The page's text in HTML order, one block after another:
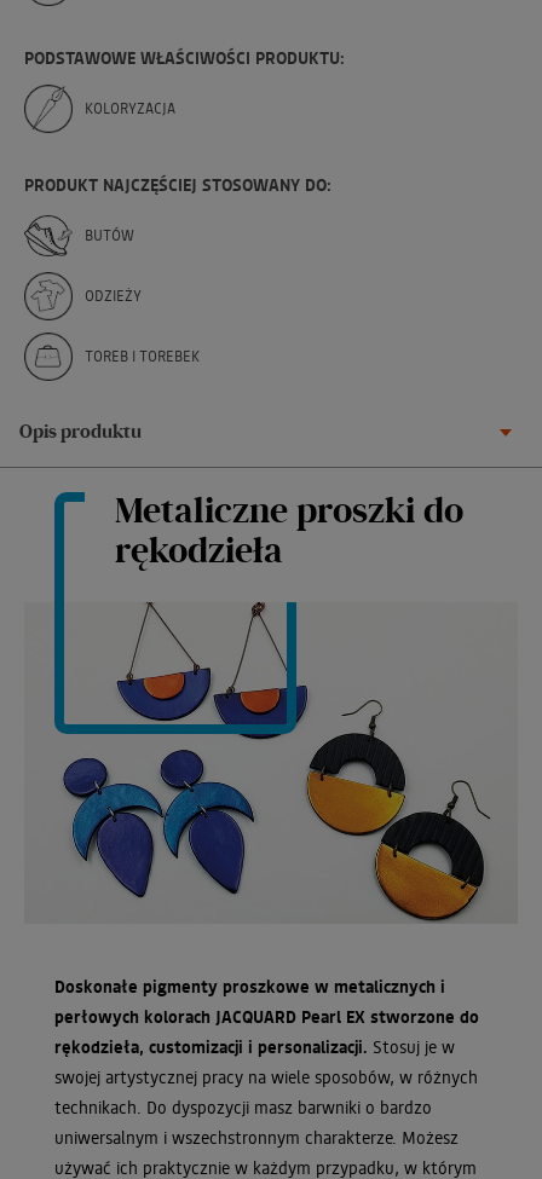
PODSTAWOWE WŁAŚCIWOŚCI PRODUKTU:
KOLORYZACJA
PRODUKT NAJCZĘŚCIEJ STOSOWANY DO:
BUTÓW
ODZIEŻY
TOREB I TOREBEK
Opis produktu
Metaliczne proszki do
rękodzieła
Doskonałe pigmenty proszkowe w metalicznych i
perłowych kolorach JACQUARD Pearl EX stworzone do
rękodzieła, customizacji i personalizacji. Stosuj je w
swojej artystycznej pracy na wiele sposobów, w różnych
technikach. Do dyspozycji masz barwniki o bardzo
uniwersalnym i wszechstronnym charakterze. Możesz
używać ich praktycznie w każdym przypadku, w którym